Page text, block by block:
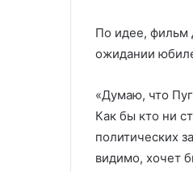
По идее, фильм
ожидании
«Думаю, что
Как бы кто ни
политических
видимо, хочет